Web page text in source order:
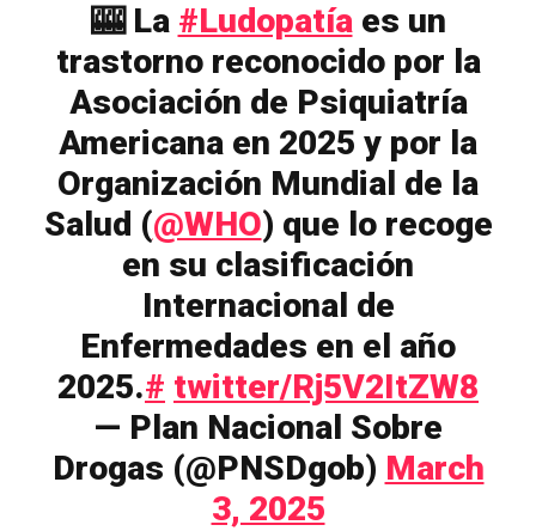
🎰 La #Ludopatíaes un
trastorno reconocido por la
Asociación de Psiquiatría
Americana en 2025 y por la
Organización Mundial de la
Salud (@WHO) que lo recoge
en su clasificación
Internacional de
Enfermedades en el año
2025.# twitter/Rj5V2ItZW8
— Plan Nacional Sobre
Drogas (@PNSDgob) March
3, 2025